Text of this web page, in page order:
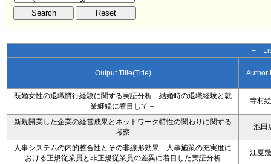
−
Output Title(Title) Author
既婚女性の退職慣行経験に関する実証分析－結婚時の退職経験と就
業継続に着目して－
寺村
新規開業した企業の経営成果とネットワーク特性の関わりに関する
考察
池田
人事システムの内的整合性とその非線形効果－人事施策の充実度に
おける正規従業員と非正規従業員の差異に着目した実証分析
江夏